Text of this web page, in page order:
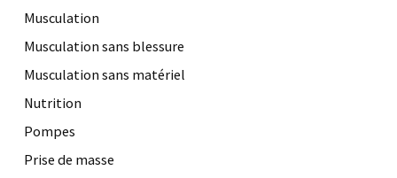
Musculation
Musculation sans blessure
Musculation sans matériel
Nutrition
Pompes
Prise de masse